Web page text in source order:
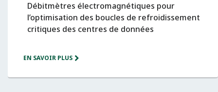
Débitmètres électromagnétiques pour
l’optimisation des boucles de refroidissement
critiques des centres de données
EN SAVOIR PLUS